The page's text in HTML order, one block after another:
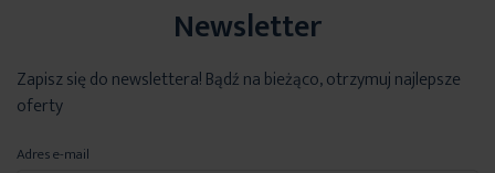
Newsletter
Zapisz się do newslettera! Bądź na bieżąco, otrzymuj najlepsze
oferty
Adres e-mail